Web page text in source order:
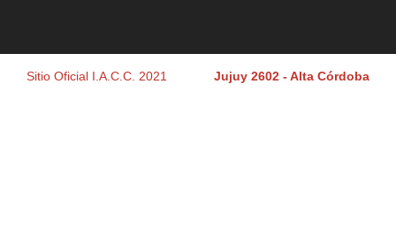
Sitio Oficial I.A.C.C. 2021 Jujuy 2602 - Alta Córdoba